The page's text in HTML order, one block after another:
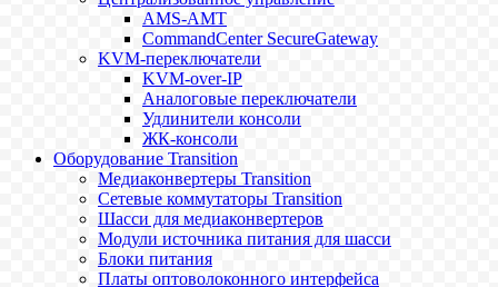
AMS-AMT
CommandCenter SecureGateway
KVM-переключатели
KVM-over-IP
Аналоговые переключатели
Удлинители консоли
ЖК-консоли
Оборудование Transition
Медиаконвертеры Transition
Сетевые коммутаторы Transition
Шасси для медиаконвертеров
Модули источника питания для шасси
Блоки питания
Платы оптоволоконного интерфейса